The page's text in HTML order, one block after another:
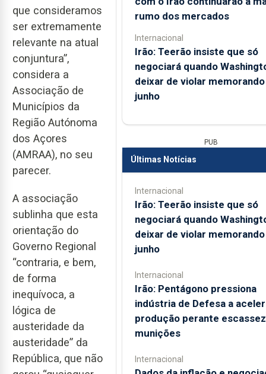
que consideramos
ser extremamente
relevante na atual
conjuntura”,
considera a
Associação de
Municípios da
Região Autónoma
dos Açores
(AMRAA), no seu
parecer.
A associação
sublinha que esta
orientação do
Governo Regional
“contraria, e bem,
de forma
inequívoca, a
lógica de
austeridade da
austeridade” da
República, que não
rumo dos mercados
Internacional
Irão: Teerão insiste que só
negociará quando
deixar de violar
junho
PUB
Últimas Notícias
Internacional
Irão: Teerão insiste que só
negociará quando
deixar de violar
junho
Internacional
Irão: Pentágono pressiona
indústria de Defesa a
produção perante
munições
Internacional